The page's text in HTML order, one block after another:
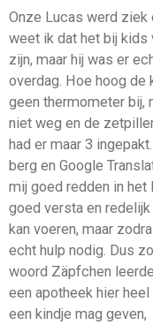
Onze Lucas werd ziek
weet ik dat het bij kids
zijn, maar hij was er
overdag. Hoe hoog de
geen thermometer bij,
niet weg en de
had er maar 3
berg en Google
mij goed redden in het
goed versta en
kan voeren, maar
echt hulp nodig. Dus
woord Zäpfchen
een apotheek hier
een kindje mag